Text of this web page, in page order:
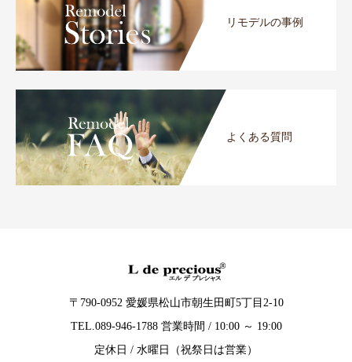
リモデルの事例
よくある質問
〒790-0952 愛媛県松山市朝生田町5丁目2-10
TEL.089-946-1788 営業時間 / 10:00 ～ 19:00
定休日 / 水曜日（祝祭日は営業）